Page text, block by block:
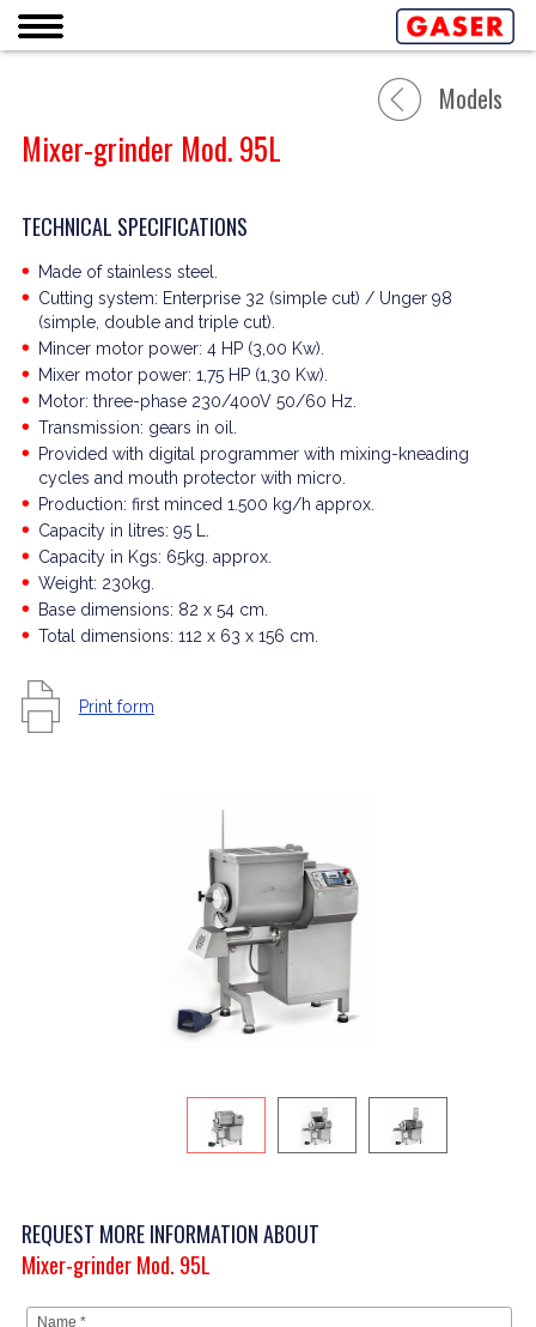
Mixer-grinder Mod. 95L
Models
TECHNICAL SPECIFICATIONS
Made of stainless steel.
Cutting system: Enterprise 32 (simple cut) / Unger 98
(simple, double and triple cut).
Mincer motor power: 4 HP (3,00 Kw).
Mixer motor power: 1,75 HP (1,30 Kw).
Motor: three-phase 230/400V 50/60 Hz.
Transmission: gears in oil.
Provided with digital programmer with mixing-kneading
cycles and mouth protector with micro.
Production: first minced 1.500 kg/h approx.
Capacity in litres: 95 L.
Capacity in Kgs: 65kg. approx.
Weight: 230kg.
Base dimensions: 82 x 54 cm.
Total dimensions: 112 x 63 x 156 cm.
Print form
REQUEST MORE INFORMATION ABOUT
Mixer-grinder Mod. 95L